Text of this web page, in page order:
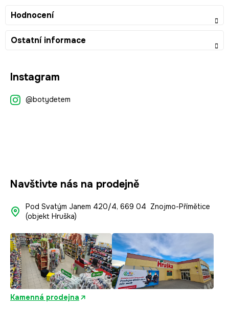
Hodnocení
Ostatní informace
Instagram
@botydetem
Navštivte nás na prodejně
Pod Svatým Janem 420/4, 669 04 Znojmo-Přímětice
(objekt Hruška)
Kamenná prodejna